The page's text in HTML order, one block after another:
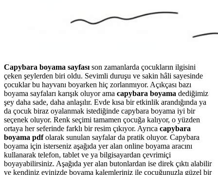
Capybara boyama sayfası son zamanlarda çocukların ilgisini
çeken şeylerden biri oldu. Sevimli duruşu ve sakin hâli sayesinde
çocuklar bu hayvanı boyarken hiç zorlanmıyor. Açıkçası bazı
boyama sayfaları karışık oluyor ama capybara boyama dediğimiz
şey daha sade, daha anlaşılır. Evde kısa bir etkinlik arandığında ya
da çocuk biraz oyalanmak istediğinde capybara boyama iyi bir
seçenek oluyor. Renk seçimi tamamen çocuğa kalıyor, o yüzden
ortaya her seferinde farklı bir resim çıkıyor. Ayrıca capybara
boyama pdfolarak sunulan sayfalar da pratik oluyor. Capybara
boyama için isterseniz aşağıda yer alan online boyama aracını
kullanarak telefon, tablet ve ya bilgisayardan çevrimiçi
boyayabilirsiniz. Aşağıda yer alan butonlardan ise direk çıktı alabilir
ve kendiniz evinizde boyama kalemleriniz ile çocuğunuzla güzel bir